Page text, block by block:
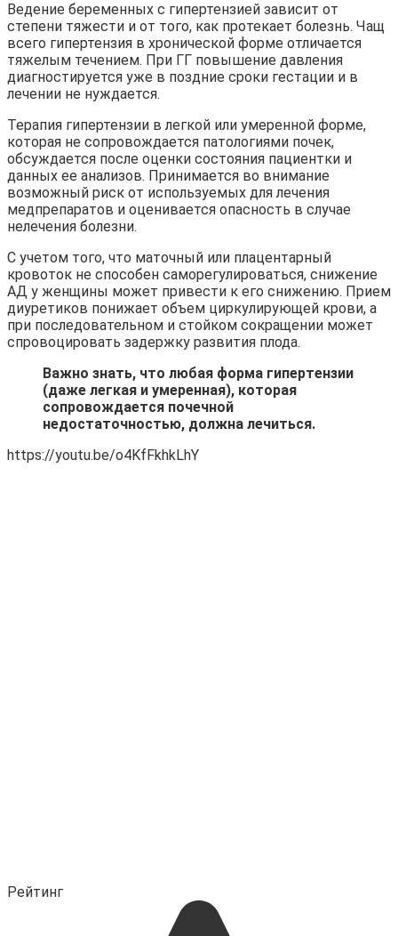
Ведение беременных с гипертензией зависит от
степени тяжести и от того, как протекает болезнь. Чащ
всего гипертензия в хронической форме отличается
тяжелым течением. При ГГ повышение давления
диагностируется уже в поздние сроки гестации и в
лечении не нуждается.
Терапия гипертензии в легкой или умеренной форме,
которая не сопровождается патологиями почек,
обсуждается после оценки состояния пациентки и
данных ее анализов. Принимается во внимание
возможный риск от используемых для лечения
медпрепаратов и оценивается опасность в случае
нелечения болезни.
С учетом того, что маточный или плацентарный
кровоток не способен саморегулироваться, снижение
АД у женщины может привести к его снижению. Прием
диуретиков понижает объем циркулирующей крови, а
при последовательном и стойком сокращении может
спровоцировать задержку развития плода.
Важно знать, что любая форма гипертензии
(даже легкая и умеренная), которая
сопровождается почечной
недостаточностью, должна лечиться.
https://youtu.be/o4KfFkhkLhY
Рейтинг